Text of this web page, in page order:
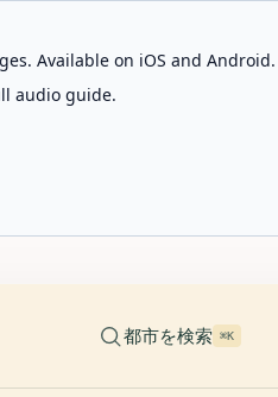
Available on iOS and Android.
audio guide.
都市を検索 ⌘K